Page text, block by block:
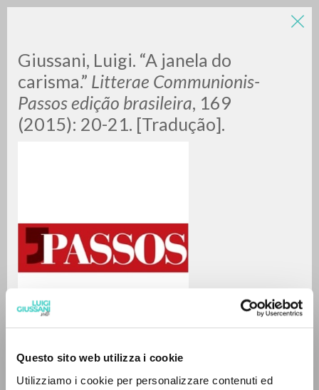
Questo sito web utilizza i cookie
Utilizziamo i cookie per personalizzare contenuti ed
Giussani, Luigi. “A janela do
carisma.” Litterae Communionis-
Passos edição brasileira, 169
(2015): 20-21. [Tradução].
LUIGI
GIUSSANI
BÚSQUEDA AVANZADA »